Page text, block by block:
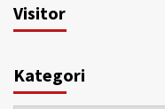
Visitor
Kategori